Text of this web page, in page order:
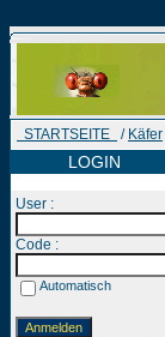
STARTSEITE / Käfer
LOGIN
User :
Code :
Automatisch